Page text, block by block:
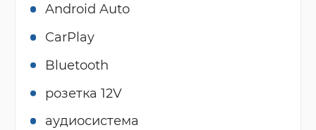
Android Auto
CarPlay
Bluetooth
розетка 12V
аудиосистема